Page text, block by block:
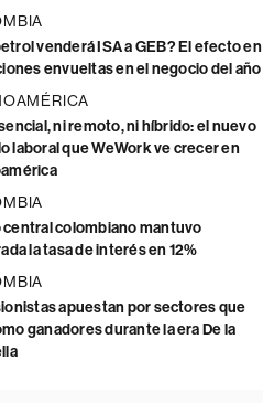
venderá ISA a GEB? El efecto en
envueltas en el negocio del año
ni remoto, ni híbrido: el nuevo
laboral que WeWork ve crecer en
central colombiano mantuvo
la tasa de interés en 12%
apuestan por sectores que
ganadores durante la era De la